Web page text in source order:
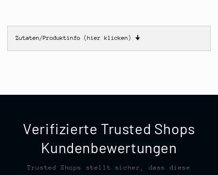
Zutaten/Produktinfo (hier klicken) 🠋
Verifizierte Trusted Shops
Kundenbewertungen
Trusted Shops stellt sicher, dass diese